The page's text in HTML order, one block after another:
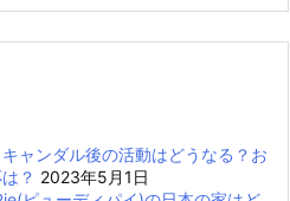
ャンダル後の活動はどうなる？お
？ 2023年5月1日